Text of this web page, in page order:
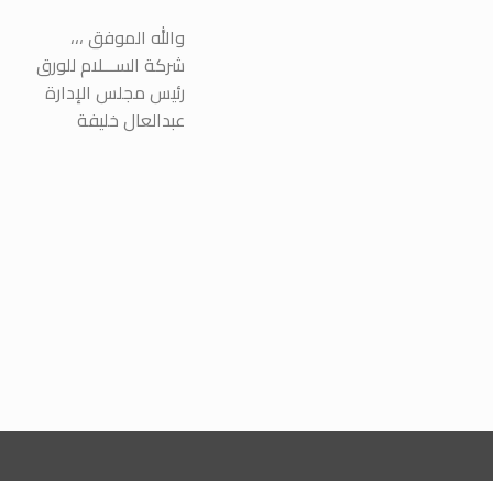
والله الموفق ،،،
شركة الســـلام للورق
رئيس مجلس الإدارة
عبدالعال خليفة